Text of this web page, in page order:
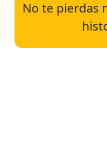
No te pierdas